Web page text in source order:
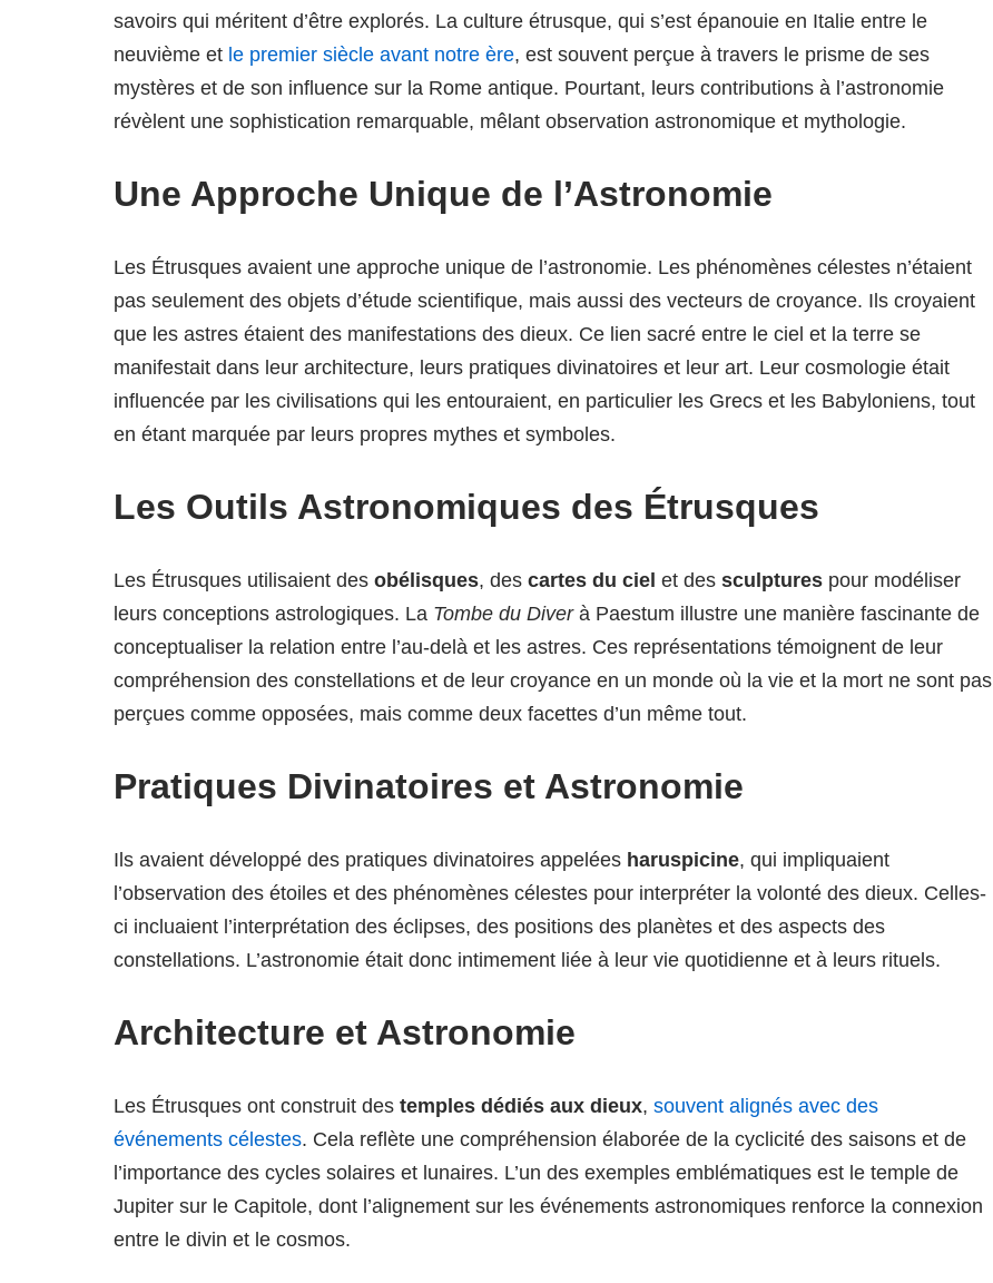
savoirs qui méritent d’être explorés. La culture étrusque, qui s’est épanouie en Italie entre le
neuvième et le premier siècle avant notre ère, est souvent perçue à travers le prisme de ses
mystères et de son influence sur la Rome antique. Pourtant, leurs contributions à l’astronomie
révèlent une sophistication remarquable, mêlant observation astronomique et mythologie.
Une Approche Unique de l’Astronomie
Les Étrusques avaient une approche unique de l’astronomie. Les phénomènes célestes n’étaient
pas seulement des objets d’étude scientifique, mais aussi des vecteurs de croyance. Ils croyaient
que les astres étaient des manifestations des dieux. Ce lien sacré entre le ciel et la terre se
manifestait dans leur architecture, leurs pratiques divinatoires et leur art. Leur cosmologie était
influencée par les civilisations qui les entouraient, en particulier les Grecs et les Babyloniens, tout
en étant marquée par leurs propres mythes et symboles.
Les Outils Astronomiques des Étrusques
Les Étrusques utilisaient des obélisques, des cartes du ciel et des sculptures pour modéliser
leurs conceptions astrologiques. La Tombe du Diverà Paestum illustre une manière fascinante de
conceptualiser la relation entre l’au-delà et les astres. Ces représentations témoignent de leur
compréhension des constellations et de leur croyance en un monde où la vie et la mort ne sont pas
perçues comme opposées, mais comme deux facettes d’un même tout.
Pratiques Divinatoires et Astronomie
Ils avaient développé des pratiques divinatoires appelées haruspicine, qui impliquaient
l’observation des étoiles et des phénomènes célestes pour interpréter la volonté des dieux. Celles-
ci incluaient l’interprétation des éclipses, des positions des planètes et des aspects des
constellations. L’astronomie était donc intimement liée à leur vie quotidienne et à leurs rituels.
Architecture et Astronomie
Les Étrusques ont construit des temples dédiés aux dieux, souvent alignés avec des
événements célestes. Cela reflète une compréhension élaborée de la cyclicité des saisons et de
l’importance des cycles solaires et lunaires. L’un des exemples emblématiques est le temple de
Jupiter sur le Capitole, dont l’alignement sur les événements astronomiques renforce la connexion
entre le divin et le cosmos.